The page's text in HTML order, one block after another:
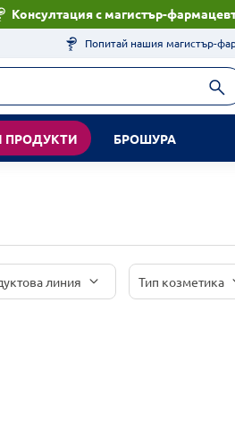
Консултация с магистър-
Попитай нашия магистър-
ПРОДУКТИ БРОШУРА
линия Тип козметика